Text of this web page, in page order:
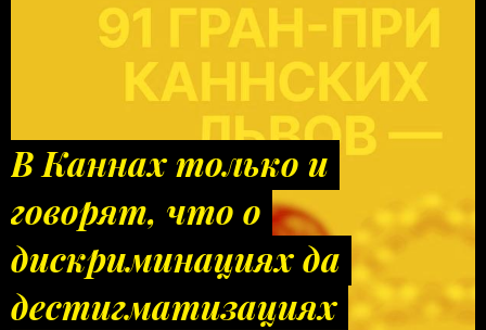
В Каннах только и
говорят, что о
дискриминациях да
дестигматизациях